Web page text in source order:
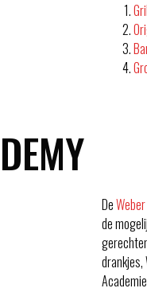
De
de
drankjes,